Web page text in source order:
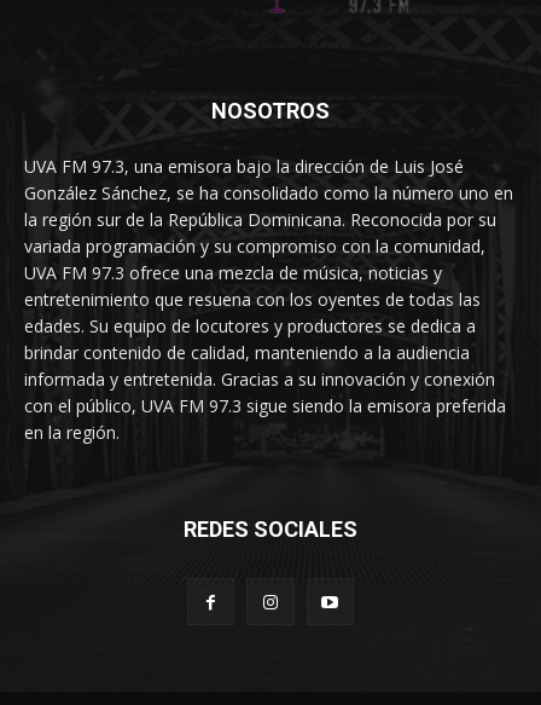
NOSOTROS
UVA FM 97.3, una emisora bajo la dirección de Luis José
González Sánchez, se ha consolidado como la número uno en
la región sur de la República Dominicana. Reconocida por su
variada programación y su compromiso con la comunidad,
UVA FM 97.3 ofrece una mezcla de música, noticias y
entretenimiento que resuena con los oyentes de todas las
edades. Su equipo de locutores y productores se dedica a
brindar contenido de calidad, manteniendo a la audiencia
informada y entretenida. Gracias a su innovación y conexión
con el público, UVA FM 97.3 sigue siendo la emisora preferida
en la región.
REDES SOCIALES